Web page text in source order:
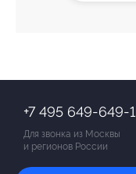
+7 495 649-649-1
Для звонка из Москвы
и регионов России